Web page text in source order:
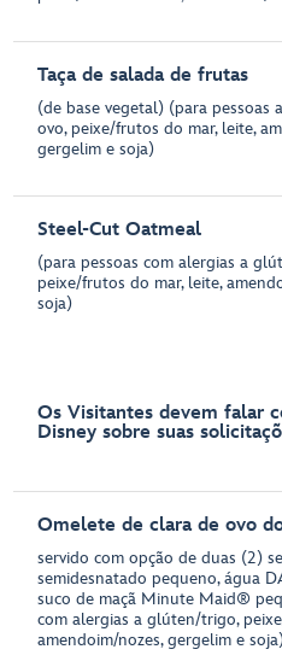
Taça de salada de frutas
(de base vegetal) (para pessoas
ovo, peixe/frutos do mar, leite,
gergelim e soja)
Steel-Cut Oatmeal
(para pessoas com alergias a
peixe/frutos do mar, leite,
soja)
Os Visitantes devem falar
Disney sobre suas
Omelete de clara de ovo
servido com opção de duas (2)
semidesnatado pequeno, água
suco de maçã Minute Maid®
com alergias a glúten/trigo,
amendoim/nozes, gergelim e